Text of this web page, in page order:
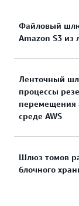
Файловый
Amazon S3 из
С помощью
создавать
для
а также
S3 в
Ленточный
процессы
перемещения
среде AWS
Ленточный
физические
Шлюз томов
блочного